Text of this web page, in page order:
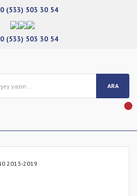
0 (533) 503 30 54
0 (533) 503 30 54
ARA